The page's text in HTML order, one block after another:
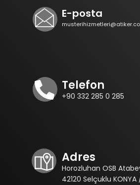
E-posta
Telefon
+90 332 285 0 285
Adres
Horozluhan OSB
42120 Selçuklu KONYA